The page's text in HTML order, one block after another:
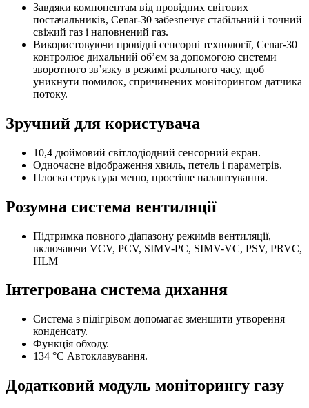
Завдяки компонентам від провідних світових
постачальників, Cenar-30 забезпечує стабільний і точний
свіжий газ і наповнений газ.
Використовуючи провідні сенсорні технології, Cenar-30
контролює дихальний об’єм за допомогою системи
зворотного зв’язку в режимі реального часу, щоб
уникнути помилок, спричинених моніторингом датчика
потоку.
Зручний для користувача
10,4 дюймовий світлодіодний сенсорний екран.
Одночасне відображення хвиль, петель і параметрів.
Плоска структура меню, простіше налаштування.
Розумна система вентиляції
Підтримка повного діапазону режимів вентиляції,
включаючи VCV, PCV, SIMV-PC, SIMV-VC, PSV, PRVC,
HLM
Інтегрована система дихання
Система з підігрівом допомагає зменшити утворення
конденсату.
Функція обходу.
134 °C Автоклавування.
Додатковий модуль моніторингу газу